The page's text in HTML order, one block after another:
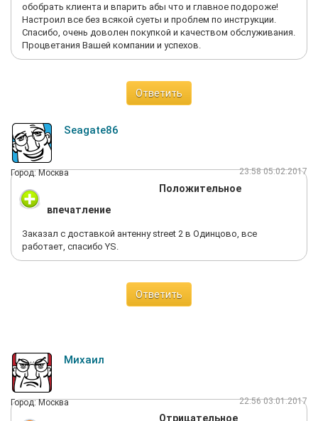
обобрать клиента и впарить абы что и главное подороже!
Настроил все без всякой суеты и проблем по инструкции.
Спасибо, очень доволен покупкой и качеством обслуживания.
Процветания Вашей компании и успехов.
Ответить
Seagate86
Город: Москва 23:58 05.02.2017
Положительное
впечатление
Заказал с доставкой антенну street 2 в Одинцово, все
работает, спасибо YS.
Ответить
Михаил
Город: Москва 22:56 03.01.2017
Отрицательное